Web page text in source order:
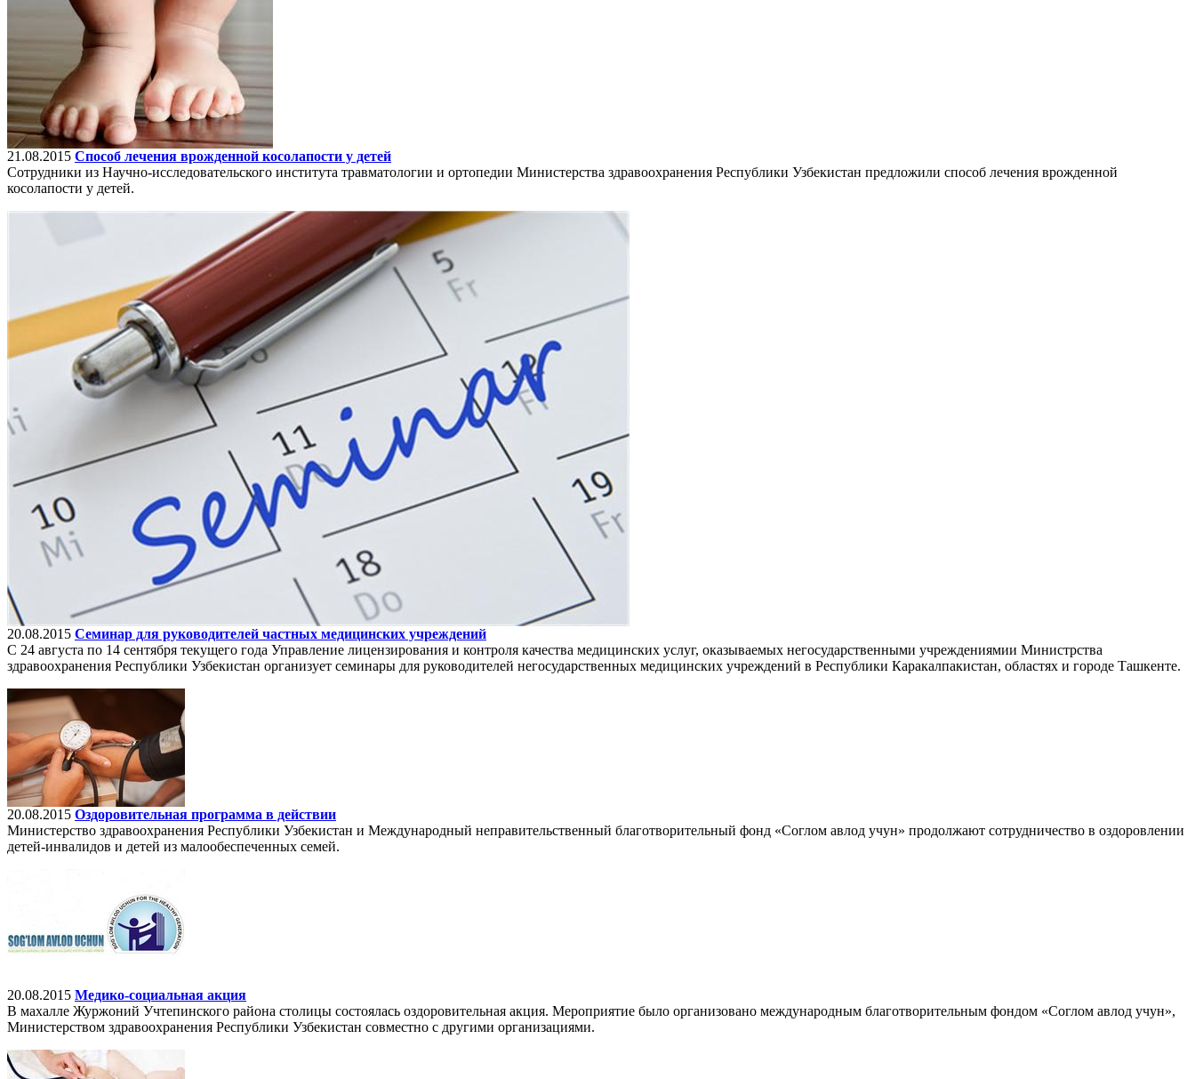
21.08.2015 Способ лечения врожденной косолапости у детей
Сотрудники из Научно-исследовательского института травматологии и ортопедии Министерства здравоохранения Республики Узбекистан предложили способ лечения врожденной
косолапости у детей.
20.08.2015 Семинар для руководителей частных медицинских учреждений
С 24 августа по 14 сентября текущего года Управление лицензирования и контроля качества медицинских услуг, оказываемых негосударственными учреждениямии Министрства
здравоохранения Республики Узбекистан организует семинары для руководителей негосударственных медицинских учреждений в Республики Каракалпакистан, областях и городе Ташкенте.
20.08.2015 Оздоровительная программа в действии
Министерство здравоохранения Республики Узбекистан и Международный неправительственный благотворительный фонд «Соглом авлод учун» продолжают сотрудничество в оздоровлении
детей-инвалидов и детей из малообеспеченных семей.
20.08.2015 Медико-социальная акция
В махалле Журжоний Учтепинского района столицы состоялась оздоровительная акция. Мероприятие было организовано международным благотворительным фондом «Соглом авлод учун»,
Министерством здравоохранения Республики Узбекистан совместно с другими организациями.